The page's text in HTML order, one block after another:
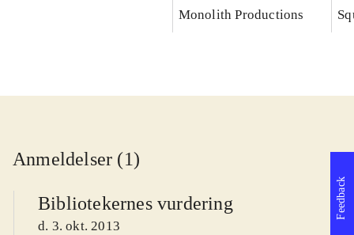
Monolith Productions
Anmeldelser (1)
Bibliotekernes vurdering
d. 3. okt. 2013
Feedback